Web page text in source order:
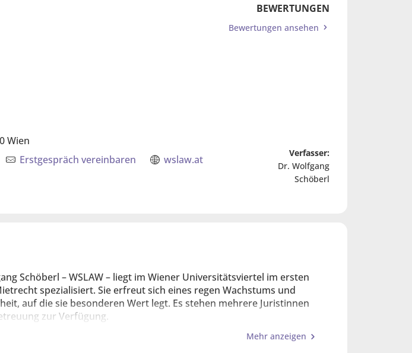
BEWERTUNGEN
Bewertungen ansehen
Wien
Erstgespräch vereinbaren
wslaw.at
Verfasser:
Dr. Wolfgang
Schöberl
Schöberl – WSLAW – liegt im Wiener Universitätsviertel im ersten
spezialisiert. Sie erfreut sich eines regen Wachstums und
auf die sie besonderen Wert legt. Es stehen mehrere Juristinnen
zur Verfügung.
Mehr anzeigen